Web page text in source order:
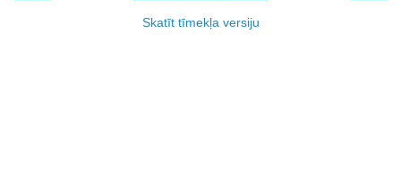
Skatīt tīmekļa versiju